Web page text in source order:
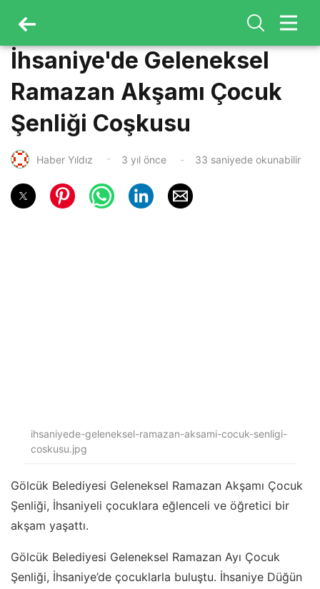
İhsaniye'de Geleneksel
Ramazan Akşamı Çocuk
Şenliği Coşkusu
Haber Yıldız 3 yıl önce 33 saniyede okunabilir
ihsaniyede-geleneksel-ramazan-aksami-cocuk-senligi-
coskusu.jpg
Gölcük Belediyesi Geleneksel Ramazan Akşamı Çocuk
Şenliği, İhsaniyeli çocuklara eğlenceli ve öğretici bir
akşam yaşattı.
Gölcük Belediyesi Geleneksel Ramazan Ayı Çocuk
Şenliği, İhsaniye’de çocuklarla buluştu. İhsaniye Düğün